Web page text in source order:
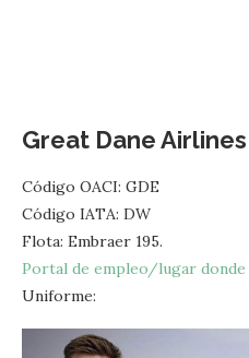
Great Dane Airlines
Código OACI: GDE
Código IATA: DW
Flota: Embraer 195.
Portal de empleo/lugar
Uniforme: